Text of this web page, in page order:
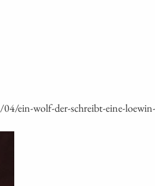
ein-wolf-der-schreibt-eine-